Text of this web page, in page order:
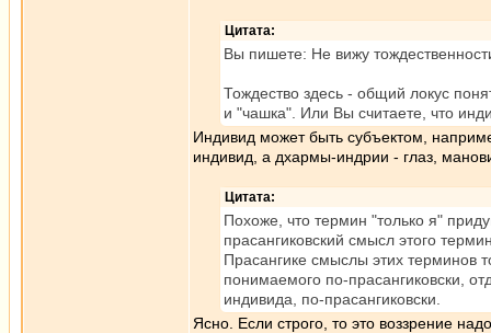
Цитата:
Вы пишете: Не вижу
Тождество здесь - общий локус
и "чашка". Или Вы считаете, что
Индивид может быть субъектом,
индивид, а дхармы-индрии - глаз,
Цитата:
Похоже, что термин "только я"
прасангиковский смысл этого
Прасангике смыслы этих терминов
понимаемого по-прасангиковски,
индивида, по-прасангиковски.
Ясно. Если строго, то это воззрение